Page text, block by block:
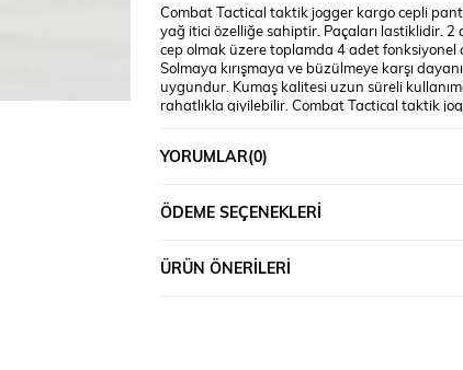
Combat Tactical taktik jogger kargo cepli
yağ itici özelliğe sahiptir. Paçaları lastiklidir.
cep olmak üzere toplamda 4 adet fonksiyonel
Solmaya kırışmaya ve büzülmeye karşı
uygundur. Kumaş kalitesi uzun süreli
rahatlıkla giyilebilir. Combat Tactical taktik
Tactical taktik jogger kargo cepli pantolon
pantolon hiking %100 YERLİ ÜRETİMDİR.
YORUMLAR(0)
ÖDEME SEÇENEKLERI
ÜRÜN ÖNERILERI